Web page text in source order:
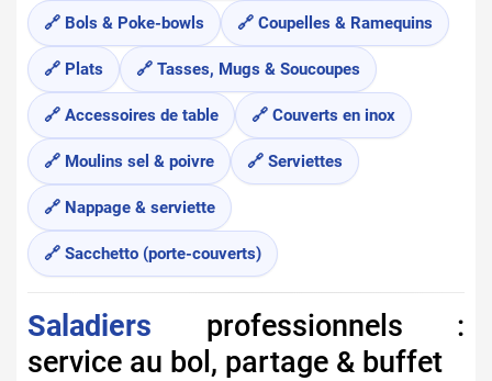
🔗 Bols & Poke-bowls 🔗 Coupelles & Ramequins
🔗 Plats 🔗 Tasses, Mugs & Soucoupes
🔗 Accessoires de table 🔗 Couverts en inox
🔗 Moulins sel & poivre 🔗 Serviettes
🔗 Nappage & serviette
🔗 Sacchetto (porte-couverts)
Saladiers professionnels :
service au bol, partage & buffet